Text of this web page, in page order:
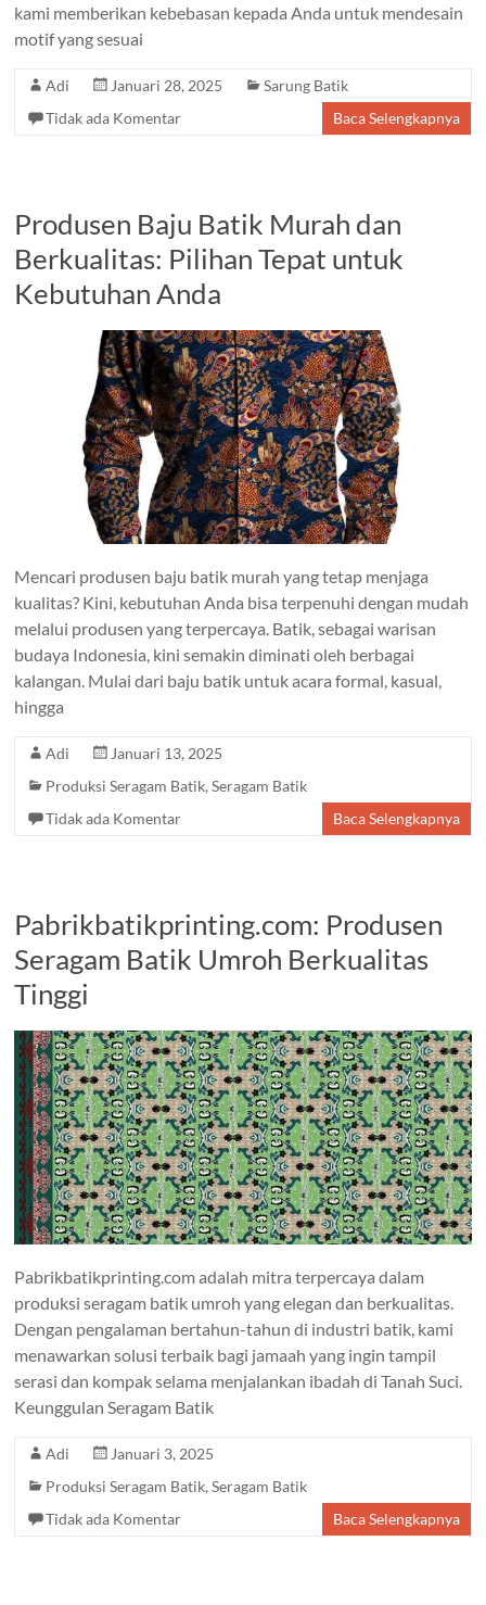
kami memberikan kebebasan kepada Anda untuk mendesain
motif yang sesuai
Adi Januari 28, 2025
Sarung Batik
Tidak ada Komentar
Baca Selengkapnya
Produsen Baju Batik Murah dan
Berkualitas: Pilihan Tepat untuk
Kebutuhan Anda
Mencari produsen baju batik murah yang tetap menjaga
kualitas? Kini, kebutuhan Anda bisa terpenuhi dengan mudah
melalui produsen yang terpercaya. Batik, sebagai warisan
budaya Indonesia, kini semakin diminati oleh berbagai
kalangan. Mulai dari baju batik untuk acara formal, kasual,
hingga
Adi
Januari 13, 2025
Produksi Seragam Batik,Seragam Batik
Tidak ada Komentar
Baca Selengkapnya
Pabrikbatikprinting.com: Produsen
Seragam Batik Umroh Berkualitas
Tinggi
Pabrikbatikprinting.com adalah mitra terpercaya dalam
produksi seragam batik umroh yang elegan dan berkualitas.
Dengan pengalaman bertahun-tahun di industri batik, kami
menawarkan solusi terbaik bagi jamaah yang ingin tampil
serasi dan kompak selama menjalankan ibadah di Tanah Suci.
Keunggulan Seragam Batik
Adi
Januari 3, 2025
Produksi Seragam Batik,Seragam Batik
Tidak ada Komentar
Baca Selengkapnya